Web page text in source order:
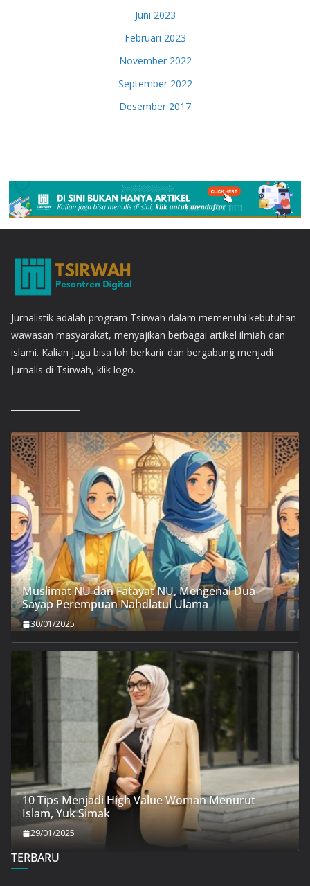
Juni 2023
Februari 2023
November 2022
September 2022
Desember 2017
Jurnalistik adalah program Tsirwah dalam memenuhi kebutuhan
wawasan masyarakat, menyajikan berbagai artikel ilmiah dan
islami. Kalian juga bisa loh berkarir dan bergabung menjadi
Jurnalis di Tsirwah, klik logo.
Muslimat NU dan Fatayat NU, Mengenal Dua
Sayap Perempuan Nahdlatul Ulama
30/01/2025
10 Tips Menjadi High Value Woman Menurut
Islam, Yuk Simak
29/01/2025
TERBARU